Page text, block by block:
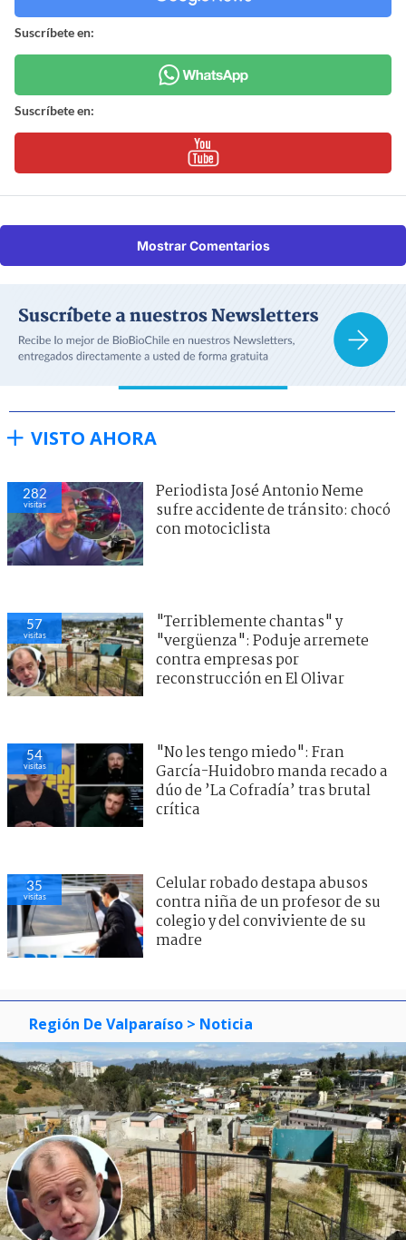
Suscríbete en:
Suscríbete en:
Mostrar Comentarios
VISTO AHORA
282
visitas
Periodista José Antonio Neme
sufre accidente de tránsito: chocó
con motociclista
57
visitas
"Terriblemente chantas" y
"vergüenza": Poduje arremete
contra empresas por
reconstrucción en El Olivar
54
visitas
"No les tengo miedo": Fran
García-Huidobro manda recado a
dúo de ’La Cofradía’ tras brutal
crítica
35
visitas
Celular robado destapa abusos
contra niña de un profesor de su
colegio y del conviviente de su
madre
Región De Valparaíso > Noticia